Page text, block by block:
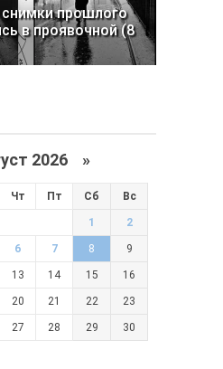
прошлого
в проявочной (8
2026 »
Чт Пт Сб Вс
1 2
6 7 8 9
13 14 15 16
20 21 22 23
27 28 29 30